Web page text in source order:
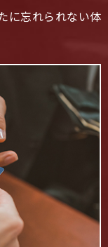
に忘れられない体